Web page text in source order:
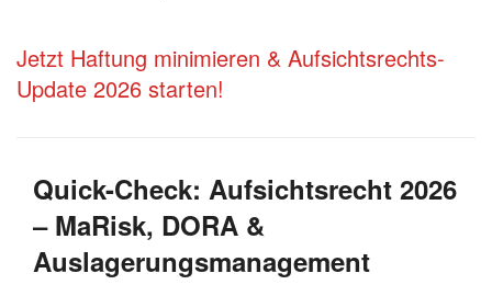
Jetzt Haftung minimieren & Aufsichtsrechts-
Update 2026 starten!
Quick-Check: Aufsichtsrecht 2026
– MaRisk, DORA &
Auslagerungsmanagement